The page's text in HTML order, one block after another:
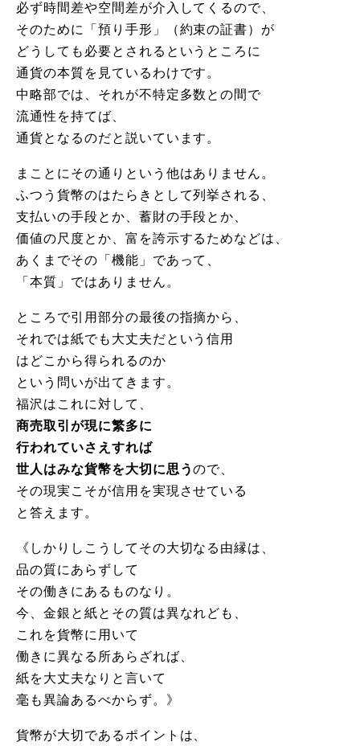
必ず時間差や空間差が介入してくるので、
そのために「預り手形」（約束の証書）が
どうしても必要とされるというところに
通貨の本質を見ているわけです。
中略部では、それが不特定多数との間で
流通性を持てば、
通貨となるのだと説いています。
まことにその通りという他はありません。
ふつう貨幣のはたらきとして列挙される、
支払いの手段とか、蓄財の手段とか、
価値の尺度とか、富を誇示するためなどは、
あくまでその「機能」であって、
「本質」ではありません。
ところで引用部分の最後の指摘から、
それでは紙でも大丈夫だという信用
はどこから得られるのか
という問いが出てきます。
福沢はこれに対して、
商売取引が現に繁多に
行われていさえすれば
世人はみな貨幣を大切に思うので、
その現実こそが信用を実現させている
と答えます。
《しかりしこうしてその大切なる由縁は、
品の質にあらずして
その働きにあるものなり。
今、金銀と紙とその質は異なれども、
これを貨幣に用いて
働きに異なる所あらざれば、
紙を大丈夫なりと言いて
毫も異論あるべからず。》
貨幣が大切であるポイントは、